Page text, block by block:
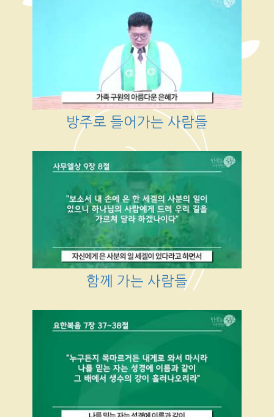
방주로 들어가는 사람들
함께 가는 사람들